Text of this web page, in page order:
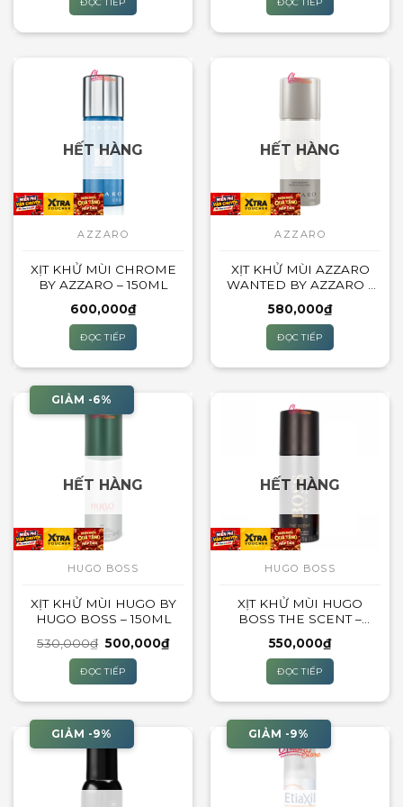
phẩm
850,000₫.
ĐỌC TIẾP ĐỌC TIẾP
HẾT HÀNG
AZZARO
XỊT KHỬ MÙI CHROME
BY AZZARO – 150ML
600,000₫
ĐỌC TIẾP
HẾT HÀNG
AZZARO
XỊT KHỬ MÙI AZZARO
WANTED BY AZZARO –
580,000₫
ĐỌC TIẾP
GIẢM -6%
HẾT HÀNG
HUGO BOSS
XỊT KHỬ MÙI HUGO BY
HUGO BOSS – 150ML
530,000₫ Giá
là:
530,000₫.
500,000₫Giá
hiện
ĐỌC TIẾP
HẾT HÀNG
HUGO BOSS
XỊT KHỬ MÙI HUGO
BOSS THE SCENT –
550,000₫
ĐỌC TIẾP
GIẢM -9% GIẢM -9%